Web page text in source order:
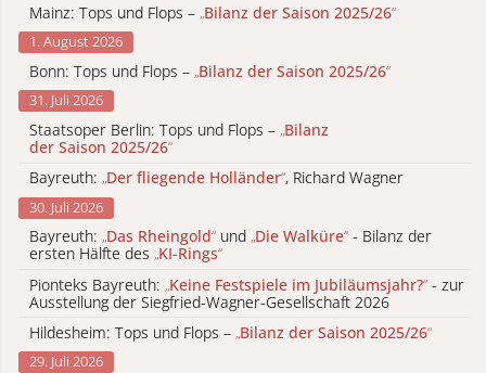
Mainz: Tops und Flops – „Bilanz der Saison 2025/26“
1. August 2026
Bonn: Tops und Flops – „Bilanz der Saison 2025/26“
31. Juli 2026
Staatsoper Berlin: Tops und Flops – „Bilanz
der Saison 2025/26“
Bayreuth: „Der fliegende Holländer“, Richard Wagner
30. Juli 2026
Bayreuth: „Das Rheingold“ und „Die Walküre“ - Bilanz der
ersten Hälfte des „KI-Rings“
Pionteks Bayreuth: „Keine Festspiele im Jubiläumsjahr?“ - zur
Ausstellung der Siegfried-Wagner-Gesellschaft 2026
Hildesheim: Tops und Flops – „Bilanz der Saison 2025/26“
29. Juli 2026